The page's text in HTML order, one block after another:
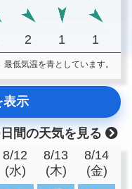
2 1 1
低気温を青としています。
表示
間の天気を見る
8/12
(水)
8/13
(木)
8/14
(金)